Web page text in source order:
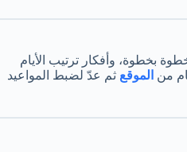
بخطوة، وأفكار ترتيب الأيام
من الموقع ثم عدّ لضبط المواعيد